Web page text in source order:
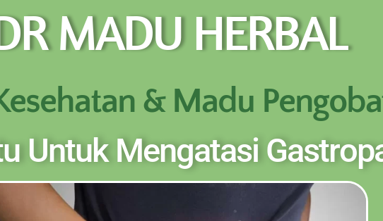
MADU HERBAL
& Madu
Untuk Mengatasi
1-10 BOTOL SELURUH INDONESIA KLIK PESAN SEKARANG
REKENING KAMI)